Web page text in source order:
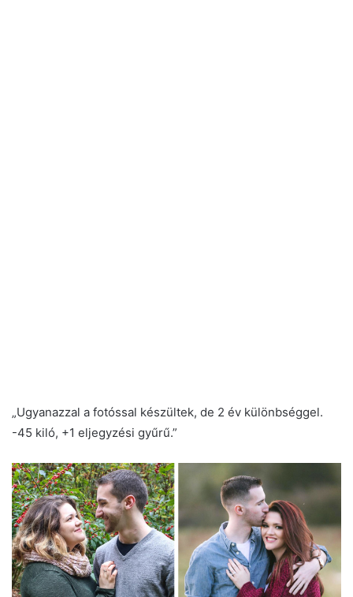
„Ugyanazzal a fotóssal készültek, de 2 év különbséggel.
-45 kiló, +1 eljegyzési gyűrű.”